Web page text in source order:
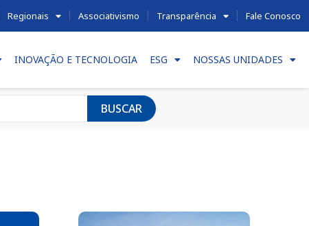
Regionais Associativismo Transparência Fale Conosco
INOVAÇÃO E TECNOLOGIA ESG NOSSAS UNIDADES
BUSCAR